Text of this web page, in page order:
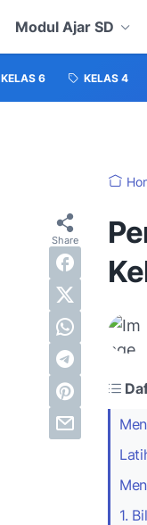
Modul Ajar SD
KELAS 6 KELAS 4
1.